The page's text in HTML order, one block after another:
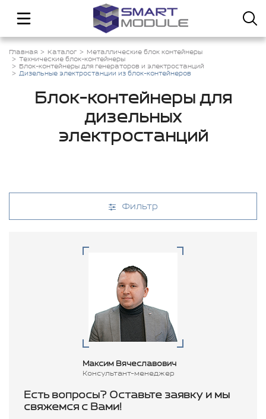
Главная Каталог
Металлические блок контейнеры
Технические блок-контейнеры
Блок-контейнеры для генераторов и электростанций
Дизельные электростанции из блок-контейнеров
Блок-контейнеры для
дизельных
электростанций
Фильтр
Максим Вячеславович
Консультант-менеджер
Есть вопросы? Оставьте заявку и мы
свяжемся с Вами!